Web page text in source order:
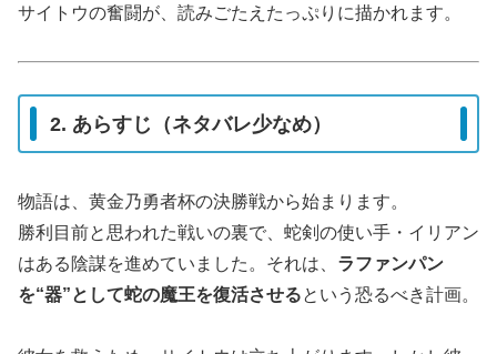
サイトウの奮闘が、読みごたえたっぷりに描かれます。
2. あらすじ（ネタバレ少なめ）
物語は、黄金乃勇者杯の決勝戦から始まります。
勝利目前と思われた戦いの裏で、蛇剣の使い手・イリアン
はある陰謀を進めていました。それは、 ラファンパン
を“器”として蛇の魔王を復活させるという恐るべき計画。